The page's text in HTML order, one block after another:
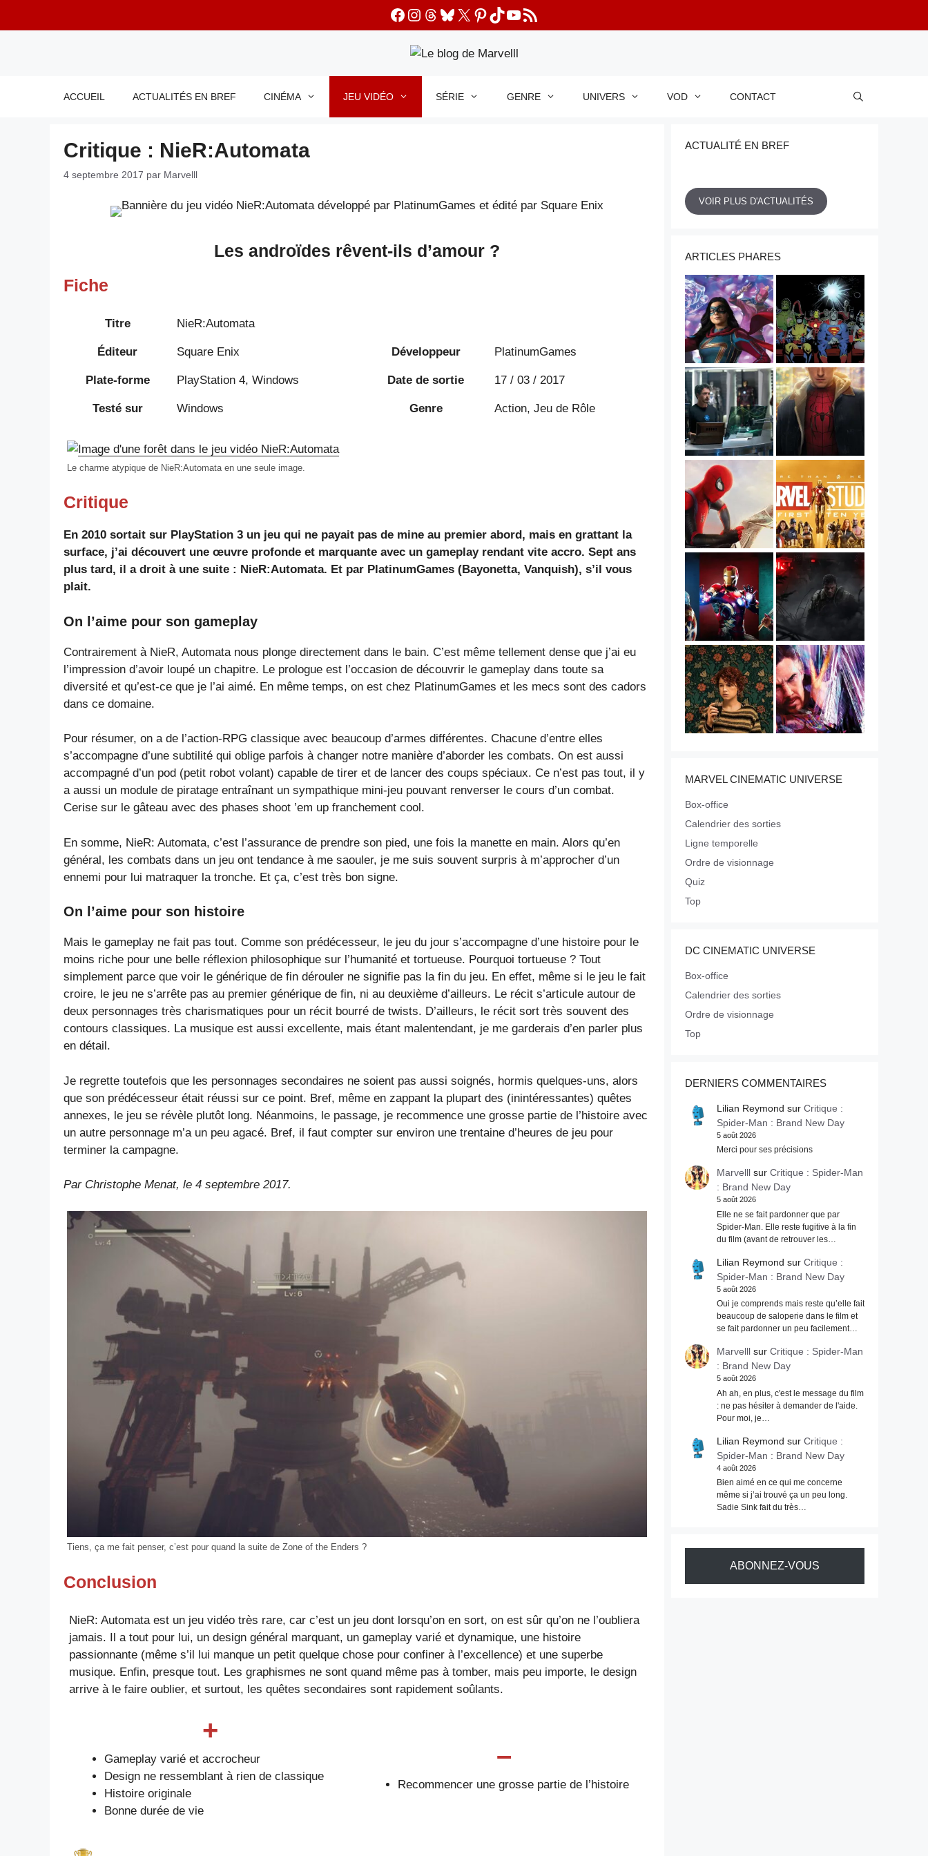
Facebook
Instagram
Threads
Bluesky
X Pinterest
TikTok
YouTube
Flux RSS
ACCUEIL ACTUALITÉS EN BREF CINÉMA JEU VIDÉO SÉRIE GENRE UNIVERS VOD CONTACT
Critique : NieR:Automata
4 septembre 2017 par Marvelll
Les androïdes rêvent-ils d’amour ?
Fiche
Titre NieR:Automata
Éditeur Square Enix Développeur PlatinumGames
Plate-forme PlayStation 4, Windows Date de sortie 17 / 03 / 2017
Testé sur Windows Genre Action, Jeu de Rôle
Le charme atypique de NieR:Automata en une seule image.
Critique
En 2010 sortait sur PlayStation 3 un jeu qui ne payait pas de mine au premier abord, mais en grattant la
surface, j’ai découvert une œuvre profonde et marquante avec un gameplay rendant vite accro. Sept ans
plus tard, il a droit à une suite : NieR:Automata. Et par PlatinumGames (Bayonetta, Vanquish), s’il vous
plait.
On l’aime pour son gameplay
Contrairement à NieR, Automata nous plonge directement dans le bain. C’est même tellement dense que j’ai eu
l’impression d’avoir loupé un chapitre. Le prologue est l’occasion de découvrir le gameplay dans toute sa
diversité et qu’est-ce que je l’ai aimé. En même temps, on est chez PlatinumGames et les mecs sont des cadors
dans ce domaine.
Pour résumer, on a de l’action-RPG classique avec beaucoup d’armes différentes. Chacune d’entre elles
s’accompagne d’une subtilité qui oblige parfois à changer notre manière d’aborder les combats. On est aussi
accompagné d’un pod (petit robot volant) capable de tirer et de lancer des coups spéciaux. Ce n’est pas tout, il y
a aussi un module de piratage entraînant un sympathique mini-jeu pouvant renverser le cours d’un combat.
Cerise sur le gâteau avec des phases shoot ’em up franchement cool.
En somme, NieR: Automata, c’est l’assurance de prendre son pied, une fois la manette en main. Alors qu’en
général, les combats dans un jeu ont tendance à me saouler, je me suis souvent surpris à m’approcher d’un
ennemi pour lui matraquer la tronche. Et ça, c’est très bon signe.
On l’aime pour son histoire
Mais le gameplay ne fait pas tout. Comme son prédécesseur, le jeu du jour s’accompagne d’une histoire pour le
moins riche pour une belle réflexion philosophique sur l’humanité et tortueuse. Pourquoi tortueuse ? Tout
simplement parce que voir le générique de fin dérouler ne signifie pas la fin du jeu. En effet, même si le jeu le fait
croire, le jeu ne s’arrête pas au premier générique de fin, ni au deuxième d’ailleurs. Le récit s’articule autour de
deux personnages très charismatiques pour un récit bourré de twists. D’ailleurs, le récit sort très souvent des
contours classiques. La musique est aussi excellente, mais étant malentendant, je me garderais d’en parler plus
en détail.
Je regrette toutefois que les personnages secondaires ne soient pas aussi soignés, hormis quelques-uns, alors
que son prédécesseur était réussi sur ce point. Bref, même en zappant la plupart des (inintéressantes) quêtes
annexes, le jeu se révèle plutôt long. Néanmoins, le passage, je recommence une grosse partie de l’histoire avec
un autre personnage m’a un peu agacé. Bref, il faut compter sur environ une trentaine d’heures de jeu pour
terminer la campagne.
Par Christophe Menat, le 4 septembre 2017.
Tiens, ça me fait penser, c’est pour quand la suite de Zone of the Enders ?
Conclusion
NieR: Automata est un jeu vidéo très rare, car c’est un jeu dont lorsqu’on en sort, on est sûr qu’on ne l’oubliera
jamais. Il a tout pour lui, un design général marquant, un gameplay varié et dynamique, une histoire
passionnante (même s’il lui manque un petit quelque chose pour confiner à l’excellence) et une superbe
musique. Enfin, presque tout. Les graphismes ne sont quand même pas à tomber, mais peu importe, le design
arrive à le faire oublier, et surtout, les quêtes secondaires sont rapidement soûlants.
+
Gameplay varié et accrocheur
Design ne ressemblant à rien de classique
Histoire originale
Bonne durée de vie
–
Recommencer une grosse partie de l’histoire
ACTUALITÉ EN BREF
VOIR PLUS D'ACTUALITÉS
ARTICLES PHARES
MARVEL CINEMATIC UNIVERSE
Box-office
Calendrier des sorties
Ligne temporelle
Ordre de visionnage
Quiz
Top
DC CINEMATIC UNIVERSE
Box-office
Calendrier des sorties
Ordre de visionnage
Top
DERNIERS COMMENTAIRES
Lilian Reymond sur Critique :
Spider-Man : Brand New Day
5 août 2026
Merci pour ses précisions
Marvelllsur Critique : Spider-Man
: Brand New Day
5 août 2026
Elle ne se fait pardonner que par
Spider-Man. Elle reste fugitive à la fin
du film (avant de retrouver les…
Lilian Reymond sur Critique :
Spider-Man : Brand New Day
5 août 2026
Oui je comprends mais reste qu’elle fait
beaucoup de saloperie dans le film et
se fait pardonner un peu facilement…
Marvelllsur Critique : Spider-Man
: Brand New Day
5 août 2026
Ah ah, en plus, c'est le message du film
: ne pas hésiter à demander de l'aide.
Pour moi, je…
Lilian Reymond sur Critique :
Spider-Man : Brand New Day
4 août 2026
Bien aimé en ce qui me concerne
même si j’ai trouvé ça un peu long.
Sadie Sink fait du très…
ABONNEZ-VOUS